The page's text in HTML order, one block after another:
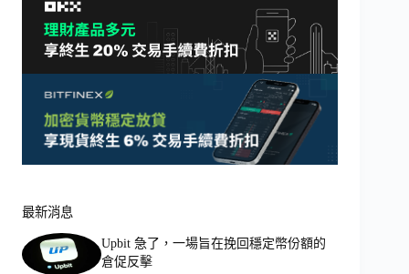
最新消息
Upbit 急了，一場旨在挽回穩定幣份額的
倉促反擊